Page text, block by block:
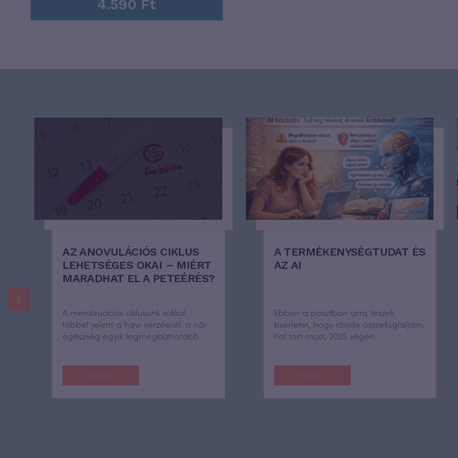
4.590 Ft
AZ ANOVULÁCIÓS CIKLUS
LEHETSÉGES OKAI – MIÉRT
MARADHAT EL A PETEÉRÉS?
A menstruációs ciklusunk sokkal
többet jelent a havi vérzésnél: a női
egészség egyik legmegbízhatóbb...
TOVÁBB >
A TERMÉKENYSÉGTUDAT ÉS
AZ AI
Ebben a posztban arra teszek
kísérletet, hogy rövide összefoglaljam,
hol tart most, 2025 végén...
TOVÁBB >
‹